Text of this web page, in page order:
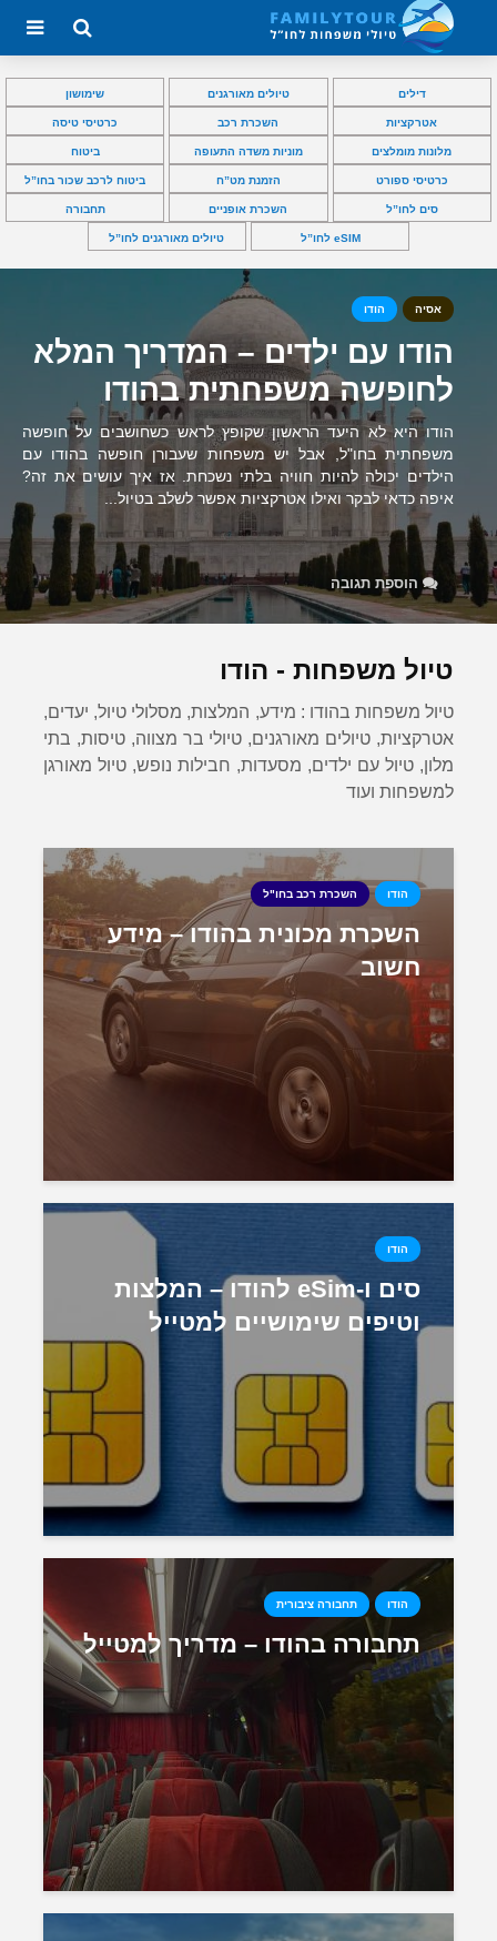
דילים טיולים מאורגנים שימושון
אטרקציות השכרת רכב כרטיסי טיסה
מלונות מומלצים מוניות משדה התעופה ביטוח
כרטיסי ספורט הזמנת מט”ח ביטוח לרכב שכור בחו”ל
סים לחו”ל השכרת אופניים תחבורה
eSIM לחו”ל טיולים מאורגנים לחו”ל
אסיה הודו
הודו עם ילדים – המדריך המלא
לחופשה משפחתית בהודו
הודו היא לא היעד הראשון שקופץ לראש כשחושבים על חופשה
משפחתית בחו"ל, אבל יש משפחות שעבורן חופשה בהודו עם
הילדים יכולה להיות חוויה בלתי נשכחת. אז איך עושים את זה?
איפה כדאי לבקר ואילו אטרקציות אפשר לשלב בטיול...
הוספת תגובה
טיול משפחות - הודו
טיול משפחות בהודו : מידע, המלצות, מסלולי טיול, יעדים,
אטרקציות, טיולים מאורגנים, טיולי בר מצווה, טיסות, בתי
מלון, טיול עם ילדים, מסעדות, חבילות נופש, טיול מאורגן
למשפחות ועוד
הודו השכרת רכב בחו"ל
השכרת מכונית בהודו – מידע
חשוב
הודו
סים ו-eSim להודו – המלצות
וטיפים שימושיים למטייל
הודו תחבורה ציבורית
תחבורה בהודו – מדריך למטייל